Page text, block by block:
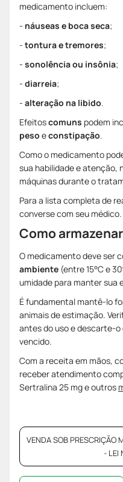
medicamento incluem:
- náuseas e boca seca;
- tontura e tremores;
- sonolência ou insônia;
- diarreia;
- alteração na libido.
Efeitoscomuns podem
peso econstipação.
Como o medicamento
sua habilidade e atenção,
máquinas durante o
Para a lista completa de
converse com seu médico.
Como
O medicamento deve ser
ambiente (entre 15°C e
umidade para manter sua
É fundamental mantê-lo
animais de estimação.
antes do uso e descarte-
vencido.
Com a receita em mãos,
receber atendimento
Sertralina 25 mg e outros
VENDA SOB PRESCRIÇÃO
- LEI